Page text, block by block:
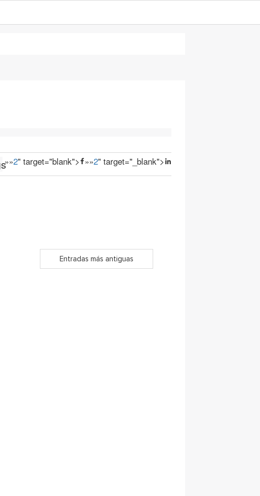
»»2" target="blank"> »»2" target="_blank">
Entradas más antiguas